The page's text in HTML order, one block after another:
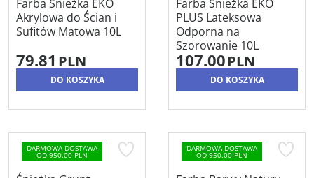
Farba Śnieżka EKO
Akrylowa do Ścian i
Sufitów Matowa 10L
79.81 PLN
DO KOSZYKA
Farba Śnieżka EKO
PLUS Lateksowa
Odporna na
Szorowanie 10L
107.00PLN
DO KOSZYKA
DARMOWA DOSTAWA
OD 950.00 PLN
DARMOWA DOSTAWA
OD 950.00 PLN